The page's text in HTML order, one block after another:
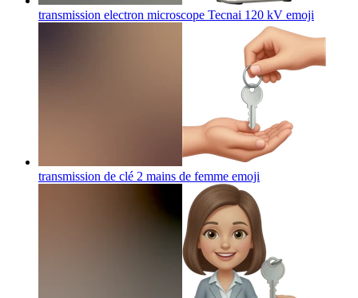
transmission electron microscope Tecnai 120 kV emoji
transmission de clé 2 mains de femme emoji